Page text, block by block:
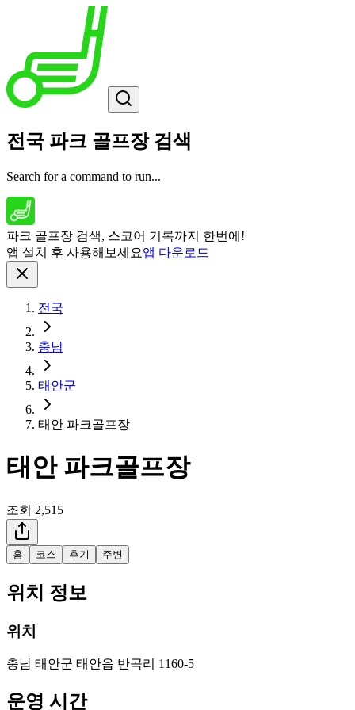
전국 파크 골프장 검색
Search for a command to run...
파크 골프장 검색, 스코어 기록까지 한번에!
앱 설치 후 사용해보세요앱 다운로드
전국
충남
태안군
태안 파크골프장
태안 파크골프장
조회 2,515
홈 코스 후기 주변
위치 정보
위치
충남 태안군 태안읍 반곡리 1160-5
운영 시간